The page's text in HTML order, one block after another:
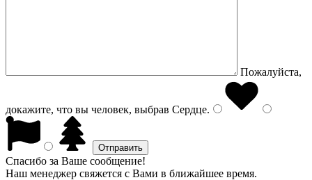
Пожалуйста,
докажите, что вы человек, выбрав Сердце.
Спасибо за Ваше сообщение!
Наш менеджер свяжется с Вами в ближайшее время.